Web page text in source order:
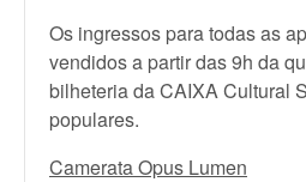
Os ingressos para todas as
vendidos a partir das 9h da
bilheteria da CAIXA Cultural
populares.
Camerata Opus Lumen